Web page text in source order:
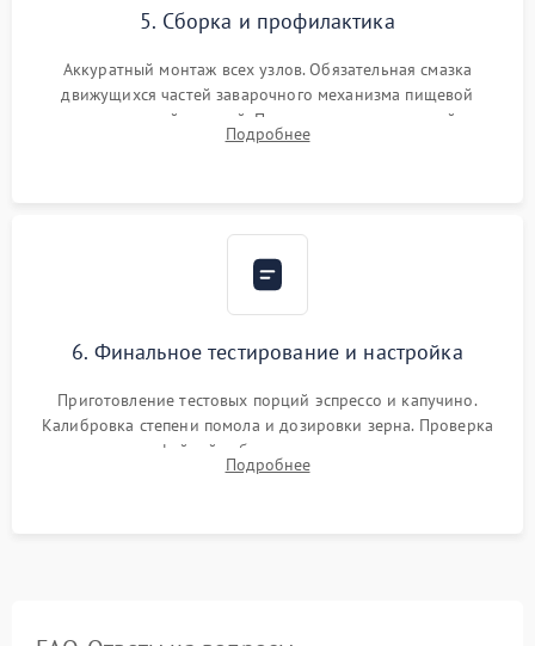
5. Сборка и профилактика
Аккуратный монтаж всех узлов. Обязательная смазка
движущихся частей заварочного механизма пищевой
силиконовой смазкой. Проведение программной
декальцинации и очистки системы от кофейных масел.
Подробнее
6. Финальное тестирование и настройка
Приготовление тестовых порций эспрессо и капучино.
Калибровка степени помола и дозировки зерна. Проверка
плотности кофейной таблетки, температуры напитка и
качества молочной пены. Контроль отсутствия посторонних
Подробнее